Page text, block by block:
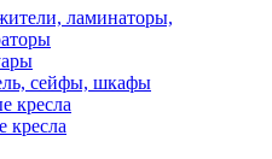
ламинаторы,
сейфы, шкафы
кресла
кресла